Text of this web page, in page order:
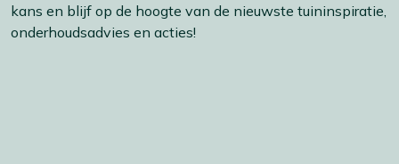
kans en blijf op de hoogte van de nieuwste tuininspiratie,
onderhoudsadvies en acties!